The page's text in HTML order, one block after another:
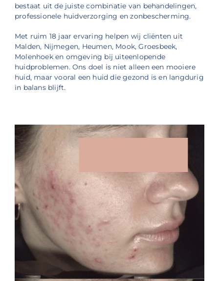
bestaat uit de juiste combinatie van behandelingen,
professionele huidverzorging en zonbescherming.
Met ruim 18 jaar ervaring helpen wij cliënten uit
Malden, Nijmegen, Heumen, Mook, Groesbeek,
Molenhoek en omgeving bij uiteenlopende
huidproblemen. Ons doel is niet alleen een mooiere
huid, maar vooral een huid die gezond is en langdurig
in balans blijft.